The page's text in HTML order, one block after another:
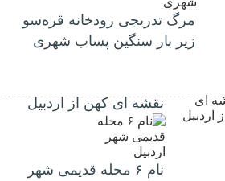
مرگ تدریجی رودخانه قره‌سو
زیر بار سنگین پساب شهری
نقشه ای کهن از اردبیل
نام ۶ محله قدیمی شهر